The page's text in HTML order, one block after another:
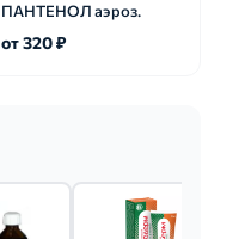
ПАНТЕНОЛ аэроз.
от 320 ₽